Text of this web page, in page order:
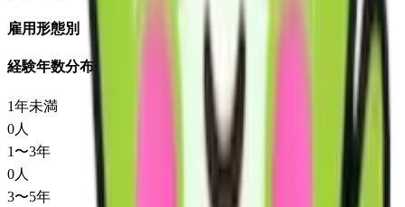
雇用形態別
経験年数分布
1年未満
0人
1〜3年
0人
3〜5年